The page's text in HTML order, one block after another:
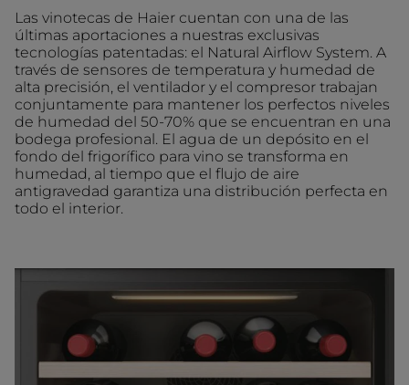
Las vinotecas de Haier cuentan con una de las
últimas aportaciones a nuestras exclusivas
tecnologías patentadas: el Natural Airflow System. A
través de sensores de temperatura y humedad de
alta precisión, el ventilador y el compresor trabajan
conjuntamente para mantener los perfectos niveles
de humedad del 50-70% que se encuentran en una
bodega profesional. El agua de un depósito en el
fondo del frigorífico para vino se transforma en
humedad, al tiempo que el flujo de aire
antigravedad garantiza una distribución perfecta en
todo el interior.